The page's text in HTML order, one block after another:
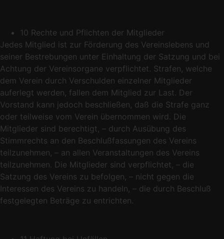
10 Rechte und Pflichten der Mitglieder
Jedes Mitglied ist zur Förderung des Vereinslebens und
seiner Bestrebungen unter Einhaltung der Satzung und bei
Achtung der Vereinsorgane verpflichtet. Strafen, welche
dem Verein durch Verschulden einzelner Mitglieder
auferlegt werden, fallen dem Mitglied zur Last. Der
Vorstand kann jedoch beschließen, daß die Strafe ganz
oder teilweise vom Verein übernommen wird. Die
Mitglieder sind berechtigt, – durch Ausübung des
Stimmrechts an den Beschlußfassungen des Vereins
teilzunehmen, – an allen Veranstaltungen des Vereins
teilzunehmen. Die Mitglieder sind verpflichtet, – die
Satzung des Vereins zu befolgen, – nicht gegen die
Interessen des Vereins zu handeln, – die durch Beschluß
festgelegten Beträge zu entrichten.